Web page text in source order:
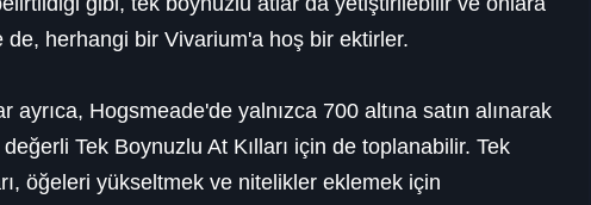
de, herhangi bir Vivarium'a hoş bir ektirler.
ayrıca, Hogsmeade'de yalnızca 700 altına satın alınarak
Tek Boynuzlu At Kılları için de toplanabilir. Tek
öğeleri yükseltmek ve nitelikler eklemek için